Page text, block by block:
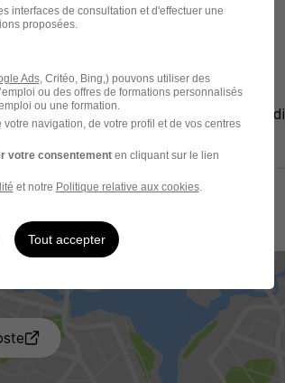
« fermeture » à 19h30 / semaine du lundi
interfaces de consultation et d'effectuer une
proposées.
Ads, Critéo, Bing,) pouvons utiliser des
ou des offres de formations personnalisés
ou une formation.
navigation, de votre profil et de vos centres
votre consentementen cliquant sur le lien
et notre Politique relative aux cookies.
Tout accepter